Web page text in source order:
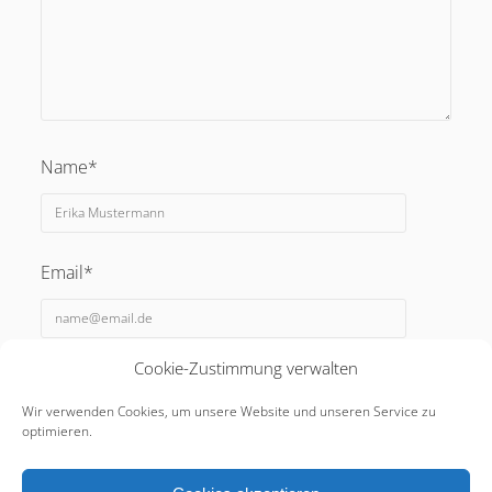
Cookie-Zustimmung verwalten
Wir verwenden Cookies, um unsere Website und unseren Service zu
optimieren.
Name*
Email*